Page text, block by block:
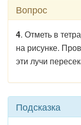
Вопрос
4. Отметь в
на рисунке.
эти лучи
Подсказка